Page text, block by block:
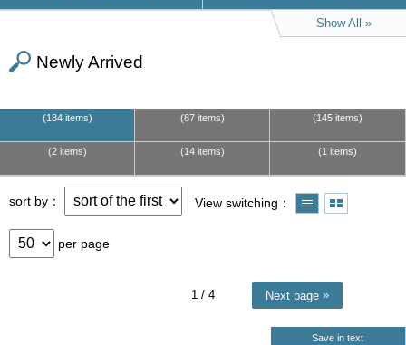
Show All
Newly Arrived
184 items 87 items 145 items
2 items 14 items 1 items
sort by View switching
per page
1 / 4 Next page
Save in text